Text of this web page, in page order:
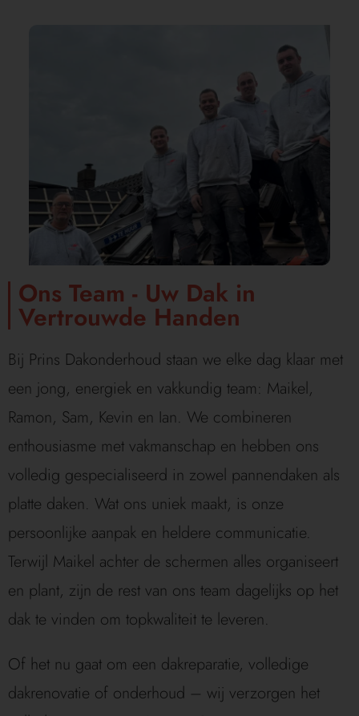
Ons Team - Uw Dak in
Vertrouwde Handen
Bij Prins Dakonderhoud staan we elke dag klaar met
een jong, energiek en vakkundig team: Maikel,
Ramon, Sam, Kevin en Ian. We combineren
enthousiasme met vakmanschap en hebben ons
volledig gespecialiseerd in zowel pannendaken als
platte daken. Wat ons uniek maakt, is onze
persoonlijke aanpak en heldere communicatie.
Terwijl Maikel achter de schermen alles organiseert
en plant, zijn de rest van ons team dagelijks op het
dak te vinden om topkwaliteit te leveren.
Of het nu gaat om een dakreparatie, volledige
dakrenovatie of onderhoud – wij verzorgen het